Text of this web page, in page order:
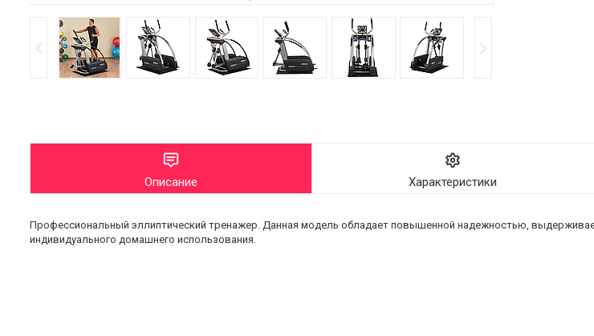
Описание Характеристики
Профессиональный эллиптический тренажер. Данная модель обладает повышенной надежностью,
индивидуального домашнего использования.